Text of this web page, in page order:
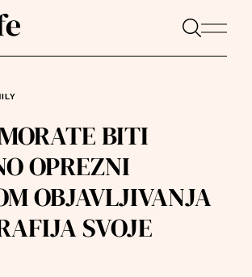
BITI
OPREZNI
OBJAVLJIVANJA
SVOJE